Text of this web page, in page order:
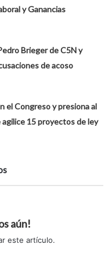
y Ganancias
Brieger de C5N y
de acoso
el Congreso y presiona al
15 proyectos de ley
aún!
este artículo.